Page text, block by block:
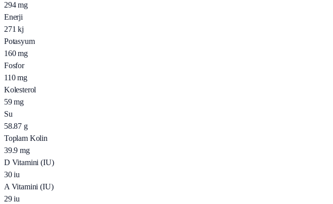
294 mg
Enerji
271 kj
Potasyum
160 mg
Fosfor
110 mg
Kolesterol
59 mg
Su
58.87 g
Toplam Kolin
39.9 mg
D Vitamini (IU)
30 iu
A Vitamini (IU)
29 iu